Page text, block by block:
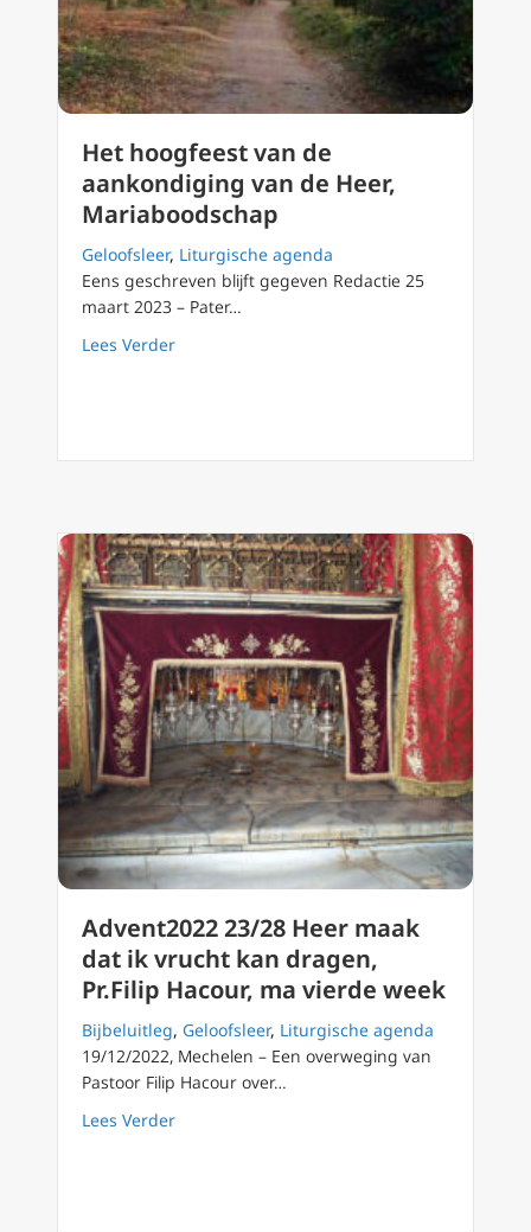
Het hoogfeest van de
aankondiging van de Heer,
Mariaboodschap
Geloofsleer, Liturgische agenda
Eens geschreven blijft gegeven Redactie 25
maart 2023 – Pater…
Lees Verderabout Het hoogfeest van de aankondiging
Advent2022 23/28 Heer maak
dat ik vrucht kan dragen,
Pr.Filip Hacour, ma vierde week
Bijbeluitleg, Geloofsleer, Liturgische agenda
19/12/2022, Mechelen – Een overweging van
Pastoor Filip Hacour over…
Lees Verderabout Advent2022 23/28 Heer maak dat ik